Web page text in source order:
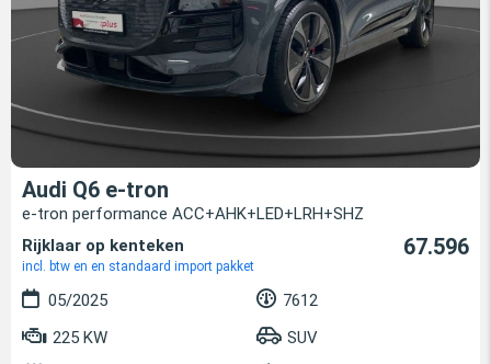
Audi Q6 e-tron
e-tron performance ACC+AHK+LED+LRH+SHZ
Rijklaar op kenteken
incl. btw en en standaard import pakket
67.596
05/2025
7612
225 KW
SUV